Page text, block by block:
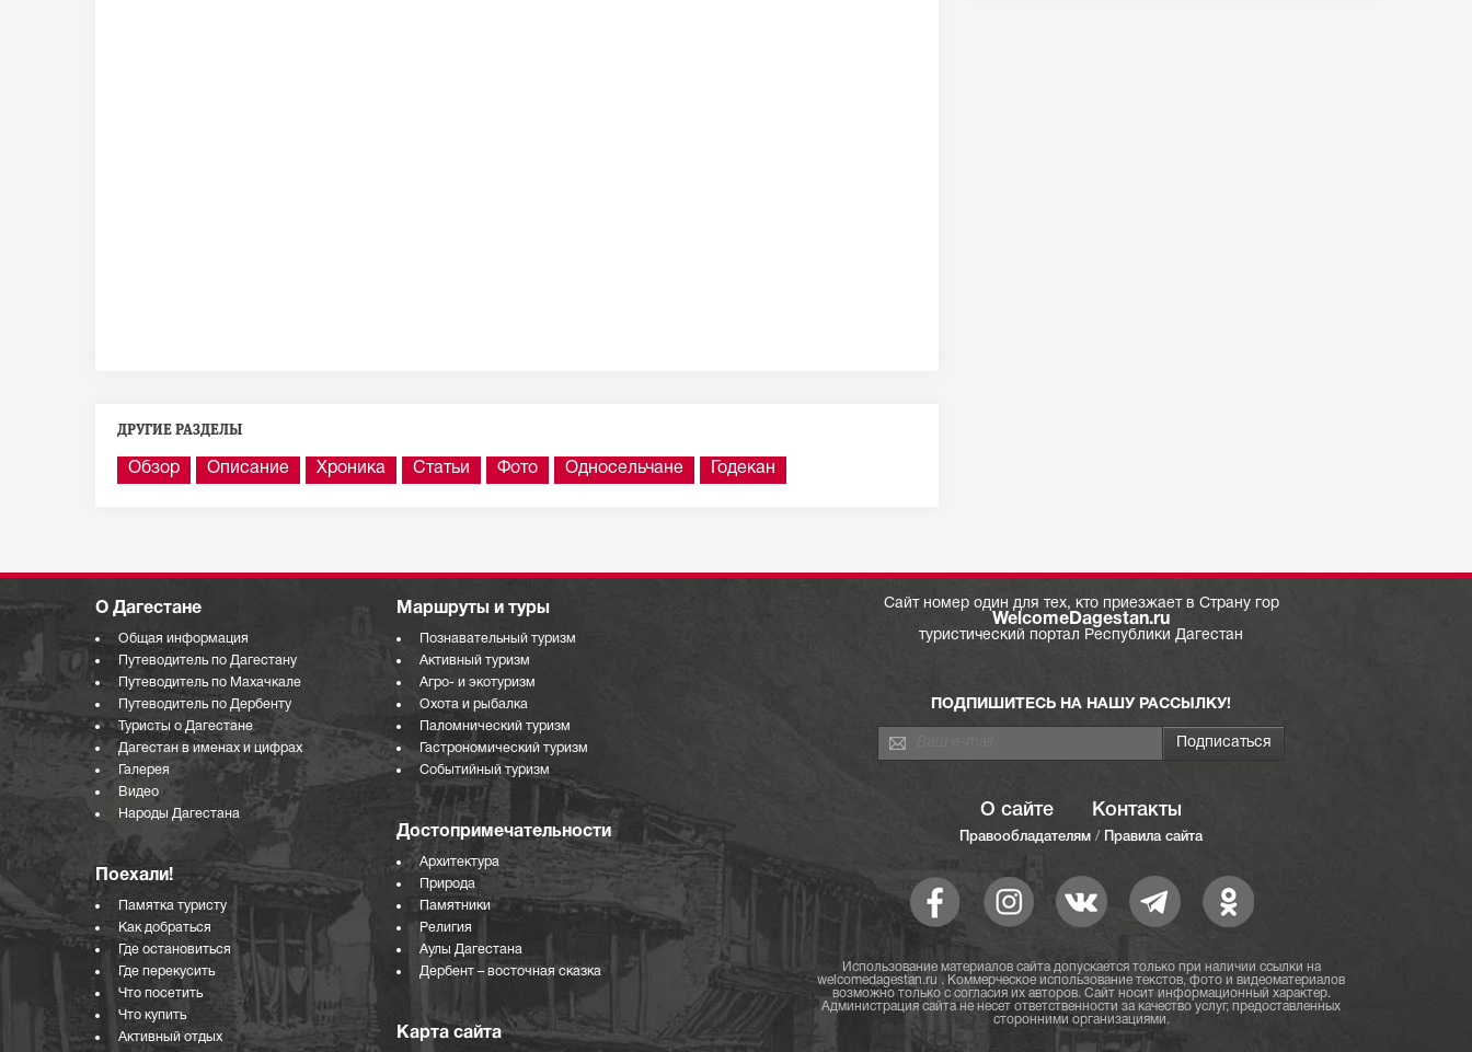
ДРУГИЕ РАЗДЕЛЫ
Обзор Описание Хроника Статьи Фото Односельчане Годекан
О Дагестане
Общая информация
Путеводитель по Дагестану
Путеводитель по Махачкале
Путеводитель по Дербенту
Туристы о Дагестане
Дагестан в именах и цифрах
Галерея
Видео
Народы Дагестана
Поехали!
Памятка туристу
Как добраться
Где остановиться
Где перекусить
Что посетить
Что купить
Активный отдых
Маршруты и туры
Познавательный туризм
Активный туризм
Агро- и экотуризм
Охота и рыбалка
Паломнический туризм
Гастрономический туризм
Событийный туризм
Достопримечательности
Архитектура
Природа
Памятники
Религия
Аулы Дагестана
Дербент – восточная сказка
Карта сайта
Сайт номер один для тех, кто приезжает в Страну гор
WelcomeDagestan.ru
туристический портал Республики Дагестан
ПОДПИШИТЕСЬ НА НАШУ РАССЫЛКУ!
О сайте Контакты
Правообладателям / Правила сайта
Использование материалов сайта допускается только при наличии ссылки на
welcomedagestan.ru . Коммерческое использование текстов, фото и видеоматериалов
возможно только с согласия их авторов. Сайт носит информационный характер.
Администрация сайта не несет ответственности за качество услуг, предоставленных
сторонними организациями.